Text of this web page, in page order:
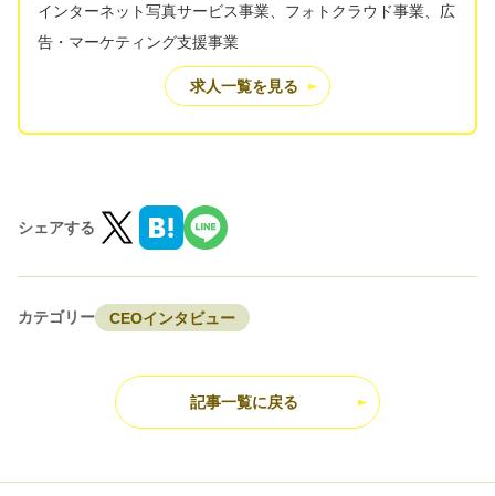
インターネット写真サービス事業、フォトクラウド事業、広
告・マーケティング支援事業
求人一覧を見る
シェアする
カテゴリー CEOインタビュー
記事一覧に戻る